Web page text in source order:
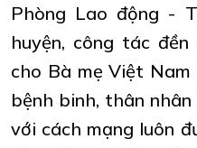
Phòng Lao động -
huyện, công tác
cho Bà mẹ Việt
bệnh binh, thân
với cách mạng luôn